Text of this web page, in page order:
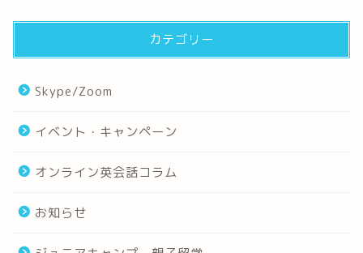
カテゴリー
Skype/Zoom
イベント・キャンペーン
オンライン英会話コラム
お知らせ